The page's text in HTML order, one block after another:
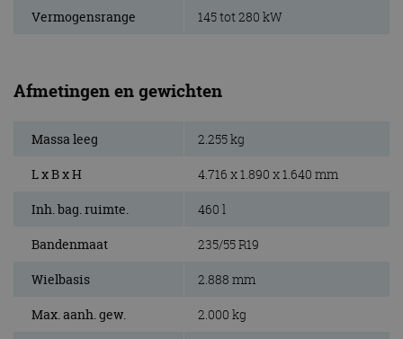
Vermogensrange 145 tot 280 kW
Afmetingen en gewichten
Massa leeg 2.255 kg
L x B x H 4.716 x 1.890 x 1.640 mm
Inh. bag. ruimte. 460 l
Bandenmaat 235/55 R19
Wielbasis 2.888 mm
Max. aanh. gew. 2.000 kg